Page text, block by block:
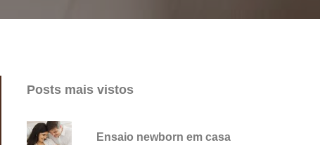
Posts mais vistos
Ensaio newborn em casa